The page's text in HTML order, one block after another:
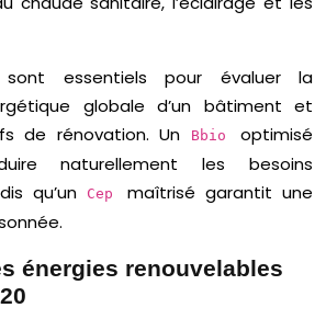
sont essentiels pour évaluer la
globale d’un bâtiment et
de rénovation. Un
Bbiooptimisé
naturellement les besoins
qu’un
Cep maîtrisé garantit une
énergies renouvelables